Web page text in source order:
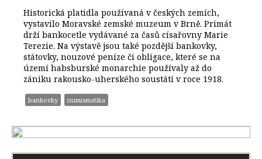
Historická platidla používaná v českých zemích,
vystavilo Moravské zemské muzeum v Brně. Primát
drží bankocetle vydávané za časů císařovny Marie
Terezie. Na výstavě jsou také pozdější bankovky,
státovky, nouzové peníze či obligace, které se na
území habsburské monarchie používaly až do
zániku rakousko-uherského soustátí v roce 1918.
bankovky numismatika